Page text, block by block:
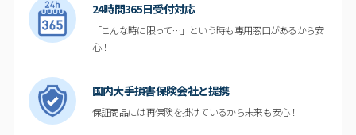
24時間365日受付対応
「こんな時に限って…」という時も専用窓口があるから安
心！
国内大手損害保険会社と提携
保証商品には再保険を掛けているから未来も安心！